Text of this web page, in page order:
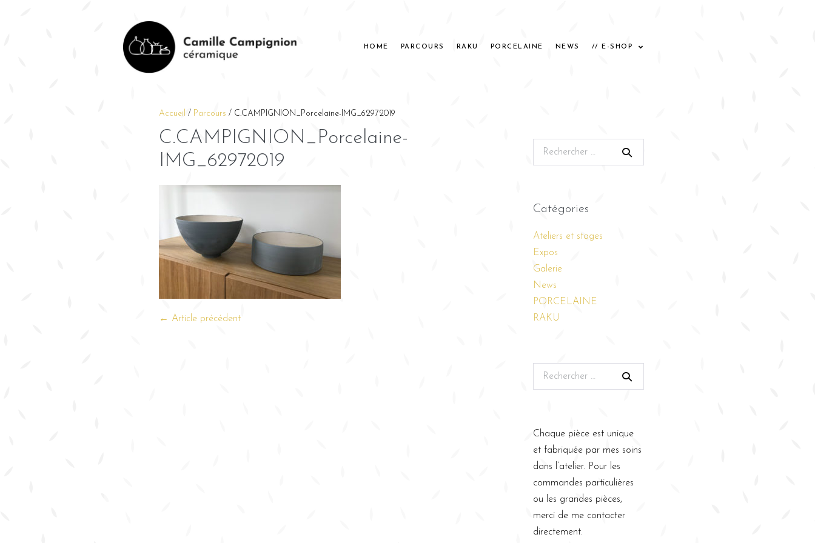
HOME PARCOURS RAKU PORCELAINE NEWS // E-SHOP
Accueil / Parcours / C.CAMPIGNION_Porcelaine-IMG_62972019
C.CAMPIGNION_Porcelaine-
IMG_62972019
← Article précédent
Catégories
Ateliers et stages
Expos
Galerie
News
PORCELAINE
RAKU
Chaque pièce est unique
et fabriquée par mes soins
dans l’atelier. Pour les
commandes particulières
ou les grandes pièces,
merci de me contacter
directement.